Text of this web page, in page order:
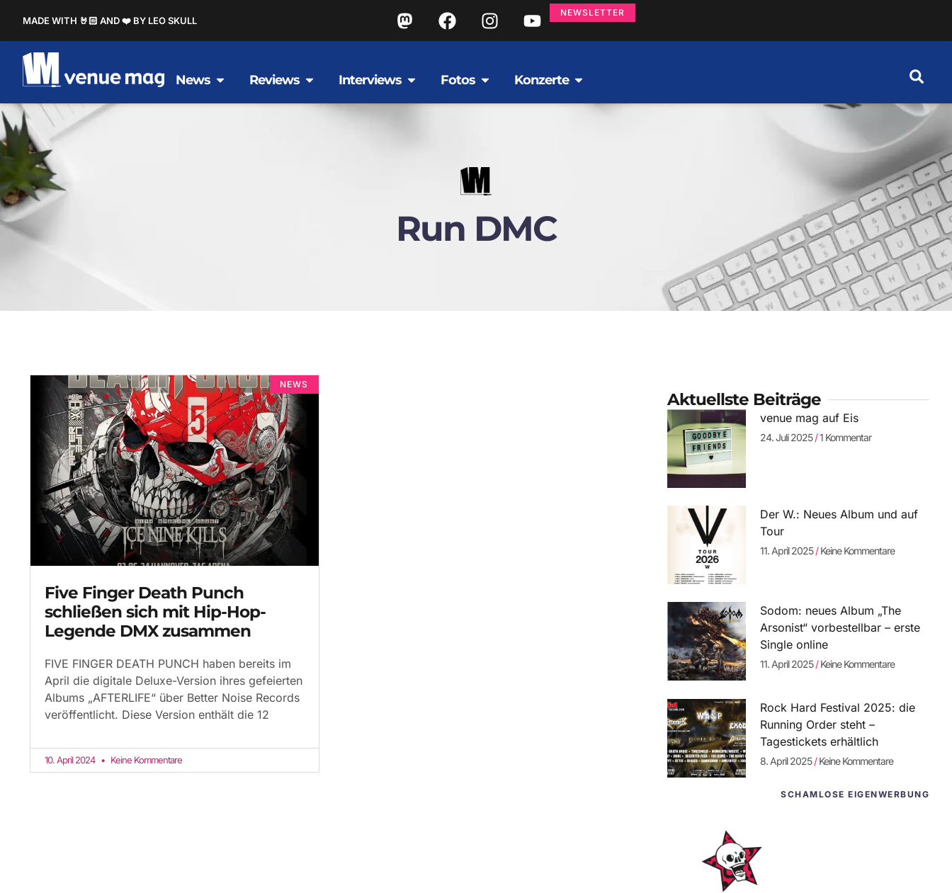
MADE WITH 🤘🏻 AND ❤️ BY LEO SKULL
NEWSLETTER
News Reviews Interviews Fotos Konzerte
Run DMC
NEWS
Five Finger Death Punch
schließen sich mit Hip-Hop-
Legende DMX zusammen
FIVE FINGER DEATH PUNCH haben bereits im
April die digitale Deluxe-Version ihres gefeierten
Albums „AFTERLIFE“ über Better Noise Records
veröffentlicht. Diese Version enthält die 12
10. April 2024 Keine Kommentare
Aktuellste Beiträge
venue mag auf Eis
24. Juli 2025 1 Kommentar
Der W.: Neues Album und auf
Tour
11. April 2025 Keine Kommentare
Sodom: neues Album „The
Arsonist“ vorbestellbar – erste
Single online
11. April 2025 Keine Kommentare
Rock Hard Festival 2025: die
Running Order steht –
Tagestickets erhältlich
8. April 2025 Keine Kommentare
SCHAMLOSE EIGENWERBUNG